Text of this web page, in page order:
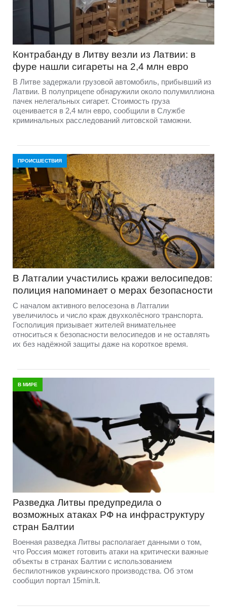
Контрабанду в Литву везли из Латвии: в
фуре нашли сигареты на 2,4 млн евро
В Литве задержали грузовой автомобиль, прибывший из
Латвии. В полуприцепе обнаружили около полумиллиона
пачек нелегальных сигарет. Стоимость груза
оценивается в 2,4 млн евро, сообщили в Службе
криминальных расследований литовской таможни.
ПРОИСШЕСТВИЯ
В Латгалии участились кражи велосипедов:
полиция напоминает о мерах безопасности
С началом активного велосезона в Латгалии
увеличилось и число краж двухколёсного транспорта.
Госполиция призывает жителей внимательнее
относиться к безопасности велосипедов и не оставлять
их без надёжной защиты даже на короткое время.
В МИРЕ
Разведка Литвы предупредила о
возможных атаках РФ на инфраструктуру
стран Балтии
Военная разведка Литвы располагает данными о том,
что Россия может готовить атаки на критически важные
объекты в странах Балтии с использованием
беспилотников украинского производства. Об этом
сообщил портал 15min.lt.